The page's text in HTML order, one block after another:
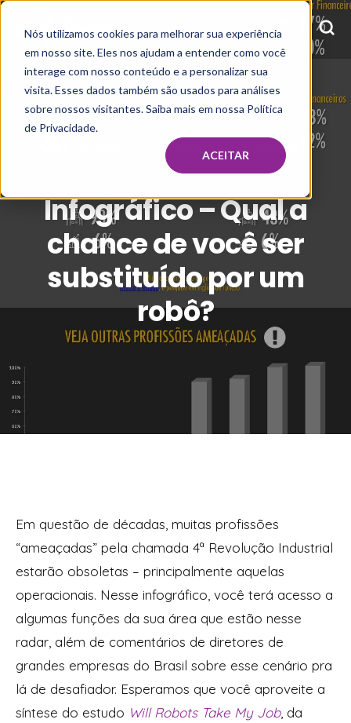
Nós utilizamos cookies para melhorar sua experiência
em nosso site. Eles nos ajudam a entender como você
interage com nosso conteúdo e a personalizar sua
visita. Esses dados também são usados para análises
sobre nossos visitantes. Saiba mais em nossa Política
de Privacidade.
ACEITAR
NOV 16, 2017, 2:29:10 PM
Infográfico – Qual a
chance de você ser
substituído por um
robô?
Em questão de décadas, muitas profissões
“ameaçadas” pela chamada 4ª Revolução Industrial
estarão obsoletas – principalmente aquelas
operacionais. Nesse infográfico, você terá acesso a
algumas funções da sua área que estão nesse
radar, além de comentários de diretores de
grandes empresas do Brasil sobre esse cenário pra
lá de desafiador. Esperamos que você aproveite a
síntese do estudo Will Robots Take My Job, da